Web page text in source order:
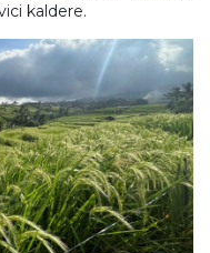
kaldere.